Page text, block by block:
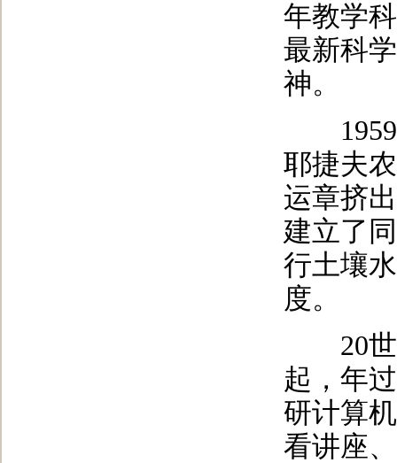
年教学
最新科
神。
1959
耶捷夫
运章挤
建立了
行土壤
度。
20世
起，年
研计算
看讲座